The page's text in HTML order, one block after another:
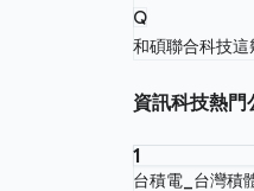
Q
和碩聯合科技
資訊科技熱門
1
台積電_台灣積